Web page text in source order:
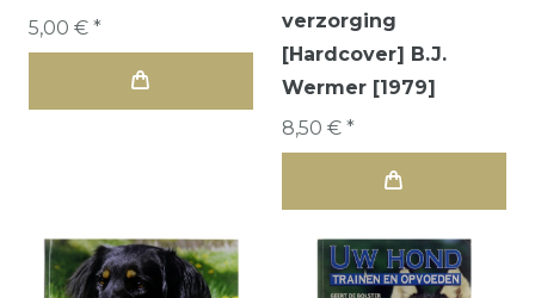
5,00 € *
verzorging
[Hardcover] B.J.
Wermer [1979]
8,50 € *